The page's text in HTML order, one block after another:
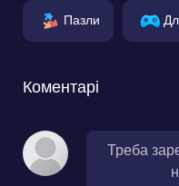
Пазли
Коментарі
Треба